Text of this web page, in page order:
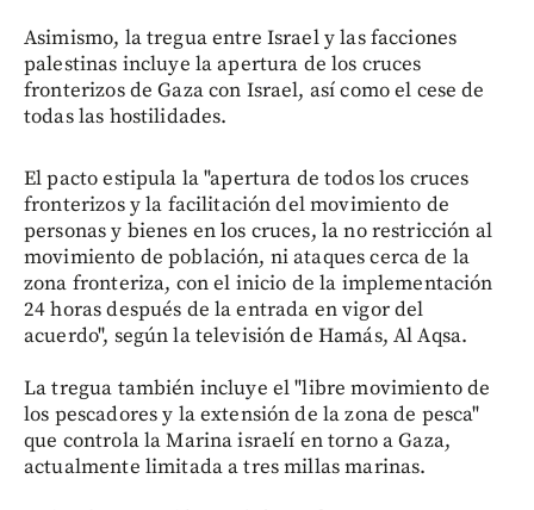
Asimismo, la tregua entre Israel y las facciones
palestinas incluye la apertura de los cruces
fronterizos de Gaza con Israel, así como el cese de
todas las hostilidades.
El pacto estipula la "apertura de todos los cruces
fronterizos y la facilitación del movimiento de
personas y bienes en los cruces, la no restricción al
movimiento de población, ni ataques cerca de la
zona fronteriza, con el inicio de la implementación
24 horas después de la entrada en vigor del
acuerdo", según la televisión de Hamás, Al Aqsa.
La tregua también incluye el "libre movimiento de
los pescadores y la extensión de la zona de pesca"
que controla la Marina israelí en torno a Gaza,
actualmente limitada a tres millas marinas.